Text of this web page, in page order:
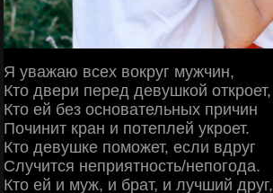
Я уважаю всех вокруг мужчин,
Кто двери перед девушкой откроет,
Кто ей без основательных причин
Починит кран и потеплей укроет.
Кто девушке поможет, если вдруг
Случится неприятность/непогода.
Кто ей и муж, и брат, и лучший друг,